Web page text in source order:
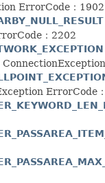
ErrorCode：1902
：2202
ErrorCode